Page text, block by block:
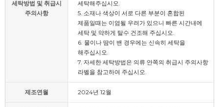
세탁방법 및 취급시
주의사항
세탁해주십시오.
5. 소재나 색상이 서로 다른 부분이 혼합된
제품일때는 이염될 우려가 있으니 빠른 시간내에
세탁 및 약하게 탈수 건조해 주십시오.
6. 물이나 땀이 밴 경우에는 신속히 세탁을
해주십시오.
7. 자세한 세탁방법은 의류 안쪽의 취급시 주의사항
라벨을 참고하여 주십시오.
제조연월 2024년 12월